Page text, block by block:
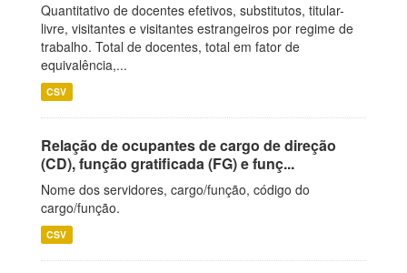
Quantitativo de docentes efetivos, substitutos, titular-
livre, visitantes e visitantes estrangeiros por regime de
trabalho. Total de docentes, total em fator de
equivalência,...
CSV
Relação de ocupantes de cargo de direção
(CD), função gratificada (FG) e funç...
Nome dos servidores, cargo/função, código do
cargo/função.
CSV